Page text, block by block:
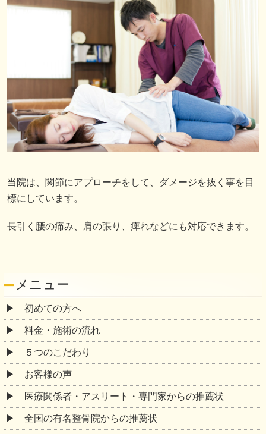
当院は、関節にアプローチをして、ダメージを抜く事を目
標にしています。
長引く腰の痛み、肩の張り、痺れなどにも対応できます。
メニュー
初めての方へ
料金・施術の流れ
５つのこだわり
お客様の声
医療関係者・アスリート・専門家からの推薦状
全国の有名整骨院からの推薦状